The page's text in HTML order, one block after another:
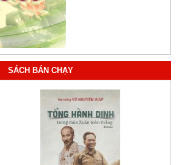
SÁCH BÁN CHẠY